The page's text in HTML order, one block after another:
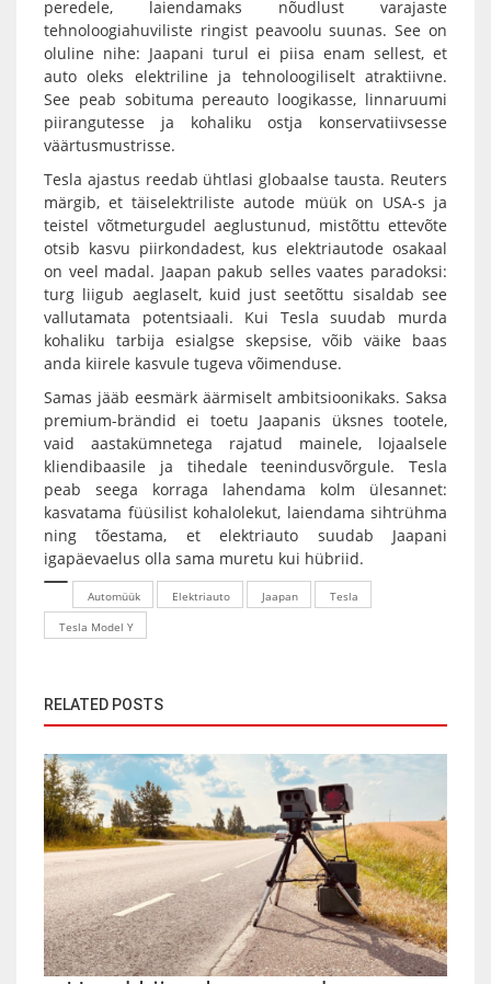
peredele, laiendamaks nõudlust varajaste
tehnoloogiahuviliste ringist peavoolu suunas. See on
oluline nihe: Jaapani turul ei piisa enam sellest, et
auto oleks elektriline ja tehnoloogiliselt atraktiivne.
See peab sobituma pereauto loogikasse, linnaruumi
piirangutesse ja kohaliku ostja konservatiivsesse
väärtusmustrisse.
Tesla ajastus reedab ühtlasi globaalse tausta. Reuters
märgib, et täiselektriliste autode müük on USA-s ja
teistel võtmeturgudel aeglustunud, mistõttu ettevõte
otsib kasvu piirkondadest, kus elektriautode osakaal
on veel madal. Jaapan pakub selles vaates paradoksi:
turg liigub aeglaselt, kuid just seetõttu sisaldab see
vallutamata potentsiaali. Kui Tesla suudab murda
kohaliku tarbija esialgse skepsise, võib väike baas
anda kiirele kasvule tugeva võimenduse.
Samas jääb eesmärk äärmiselt ambitsioonikaks. Saksa
premium-brändid ei toetu Jaapanis üksnes tootele,
vaid aastakümnetega rajatud mainele, lojaalsele
kliendibaasile ja tihedale teenindusvõrgule. Tesla
peab seega korraga lahendama kolm ülesannet:
kasvatama füüsilist kohalolekut, laiendama sihtrühma
ning tõestama, et elektriauto suudab Jaapani
igapäevaelus olla sama muretu kui hübriid.
Automüük Elektriauto Jaapan
Tesla
Tesla Model Y
RELATED POSTS